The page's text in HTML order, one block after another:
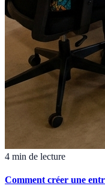
4 min de lecture
Comment créer une